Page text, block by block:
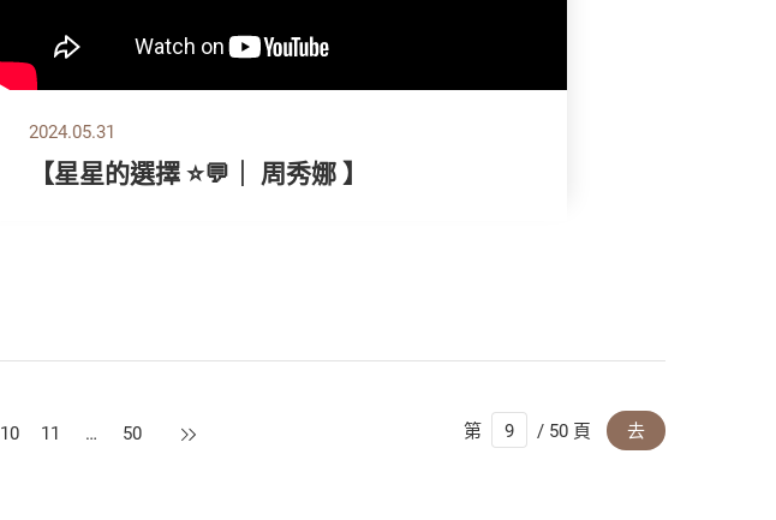
2024.05.31
【星星的選擇 ⭐💬｜ 周秀娜 】
10 11 … 50 下一頁 第 / 50 頁 去